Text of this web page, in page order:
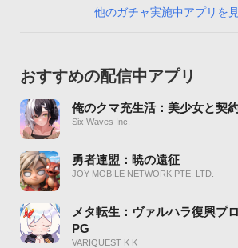
他のガチャ実施中アプリを
おすすめの配信中アプリ
俺のクマ充生活：美少女と契
Six Waves Inc.
勇者連盟：暁の遠征
JOY MOBILE NETWORK PTE. LTD.
メタ転生：ヴァルハラ復興プ
PG
VARIQUEST K K